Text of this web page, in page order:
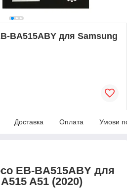
BA515ABY для Samsung
Доставка Оплата Умови
EB-BA515ABY для
A51 (2020)